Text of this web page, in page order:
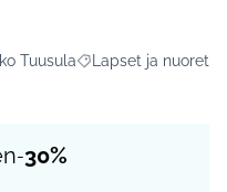
tulokset aihepiirin mukaan:
Tuusula Rajaa tulokset
Lapset ja nuoret
-30%